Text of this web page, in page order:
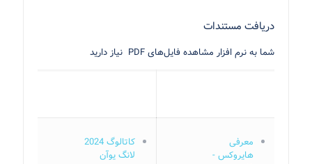
دریافت مستندات
شما به نرم افزار مشاهده فایل‌های PDF نیاز دارید
معرفی
هایروکس -
کاتالوگ 2024
لانگ یوآن